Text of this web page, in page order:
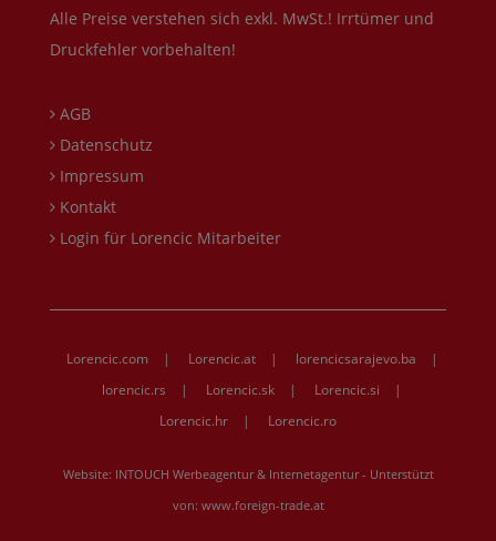
Alle Preise verstehen sich exkl. MwSt.! Irrtümer und
Druckfehler vorbehalten!
AGB
Datenschutz
Impressum
Kontakt
Login für Lorencic Mitarbeiter
Lorencic.com | Lorencic.at | lorencicsarajevo.ba
|
lorencic.rs
| Lorencic.sk | Lorencic.si
|
Lorencic.hr
| Lorencic.ro
Website: INTOUCH Werbeagentur & Internetagentur- Unterstützt
von: www.foreign-trade.at